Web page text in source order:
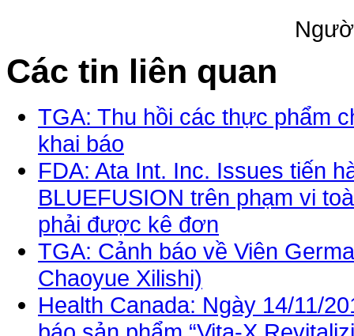
Các tin liên quan
TGA: Thu hồi các thực phẩm
khai báo
FDA: Ata Int. Inc. Issues tiến
BLUEFUSION trên phạm vi
phải được kê đơn
TGA: Cảnh báo về Viên
Chaoyue Xilishi)
Health Canada: Ngày 14/11/